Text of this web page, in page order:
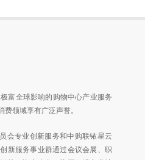
富全球影响的购物中心产业服务
领域享有广泛声誉。
会专业创新服务和中购联铱星云
新服务事业群通过会议会展、职